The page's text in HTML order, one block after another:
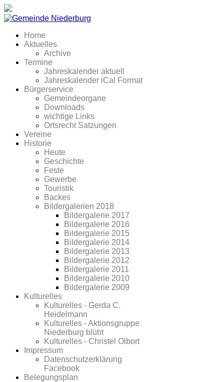
Home
Aktuelles
Archive
Termine
Jahreskalender aktuell
Jahreskalender iCal Format
Bürgerservice
Gemeindeorgane
Downloads
wichtige Links
Ortsrecht Satzungen
Vereine
Historie
Heute
Geschichte
Feste
Gewerbe
Touristik
Backes
Bildergalerien 2018
Bildergalerie 2017
Bildergalerie 2016
Bildergalerie 2015
Bildergalerie 2014
Bildergalerie 2013
Bildergalerie 2012
Bildergalerie 2011
Bildergalerie 2010
Bildergalerie 2009
Kulturelles
Kulturelles - Gerda C.
Heidelmann
Kulturelles - Aktionsgruppe
Niederburg blüht
Kulturelles - Christel Olbort
Impressum
Datenschutzerklärung
Facebook
Belegungsplan